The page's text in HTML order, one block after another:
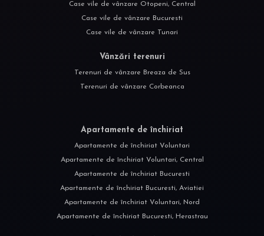
Case vile de vânzare Otopeni, Central
Case vile de vânzare Bucuresti
Case vile de vânzare Tunari
Vânzări terenuri
Terenuri de vânzare Breaza de Sus
Terenuri de vânzare Corbeanca
Apartamente de închiriat
Apartamente de închiriat Voluntari
Apartamente de închiriat Voluntari, Central
Apartamente de închiriat Bucuresti
Apartamente de închiriat Bucuresti, Aviatiei
Apartamente de închiriat Voluntari, Nord
Apartamente de închiriat Bucuresti, Herastrau